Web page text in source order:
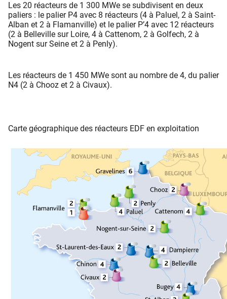
Les 20 réacteurs de 1 300 MWe se subdivisent en deux
paliers : le palier P4 avec 8 réacteurs (4 à Paluel, 2 à Saint-
Alban et 2 à Flamanville) et le palier P’4 avec 12 réacteurs
(2 à Belleville sur Loire, 4 à Cattenom, 2 à Golfech, 2 à
Nogent sur Seine et 2 à Penly).
Les réacteurs de 1 450 MWe sont au nombre de 4, du palier
N4 (2 à Chooz et 2 à Civaux).
Carte géographique des réacteurs EDF en exploitation